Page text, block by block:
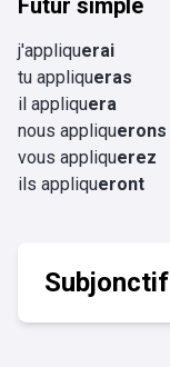
Futur simple
j'appliquerai
tu appliqueras
il appliquera
nous appliquerons
vous appliquerez
ils appliqueront
Subjonctif